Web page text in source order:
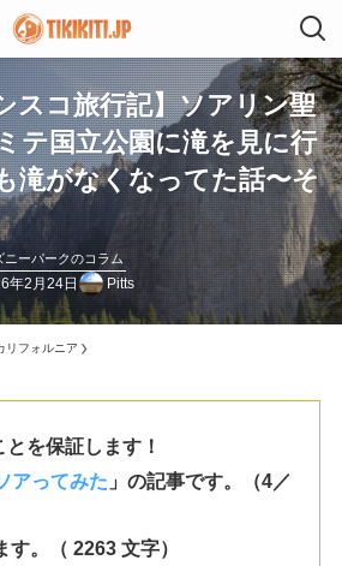
スコ旅行記】ソアリン聖
テ国立公園に滝を見に行
滝がなくなってた話〜そ
ニーパークのコラム
年2月24日 Pitts
リフォルニア
を保証します！
アってみた 」の記事です。（4／
。（ 2263 文字）